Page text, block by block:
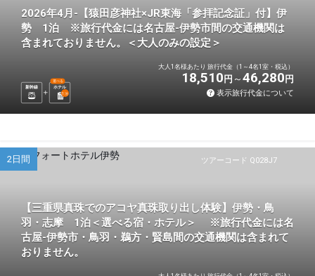
2026年4月-【猿田彦神社×JR東海「参拝記念証」付】伊
勢 1泊 ※旅行代金には名古屋-伊勢市間の交通機関は
含まれておりません。＜大人のみの設定＞
新幹線 ホテル
選べる
1 泊
大人1名様あたり 旅行代金（1～4名1室・税込）
18,510 円 46,280 円
表示旅行代金について
ツアーコード Q028J7
2日間
【三重県真珠でのアコヤ真珠取り出し体験】伊勢・鳥
羽・志摩 1泊＜選べる宿・ホテル＞ ※旅行代金には名
古屋-伊勢市・鳥羽・鵜方・賢島間の交通機関は含まれて
おりません。